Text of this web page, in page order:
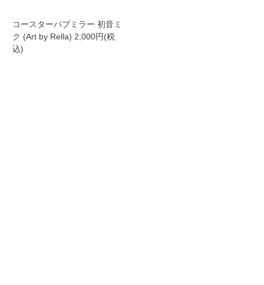
コースターパブミラー 初音ミ
ク (Art by Rella) 2,000円(税
込)